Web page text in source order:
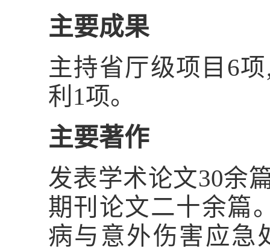
主要成果
主持省厅级项目 6项
利 1项。
主要著作
发表学术论文30余
期刊论文二十余篇
病与意外伤害应急